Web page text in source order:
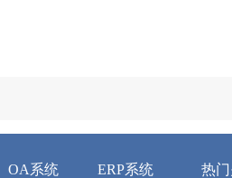
OA系统 ERP系统 热